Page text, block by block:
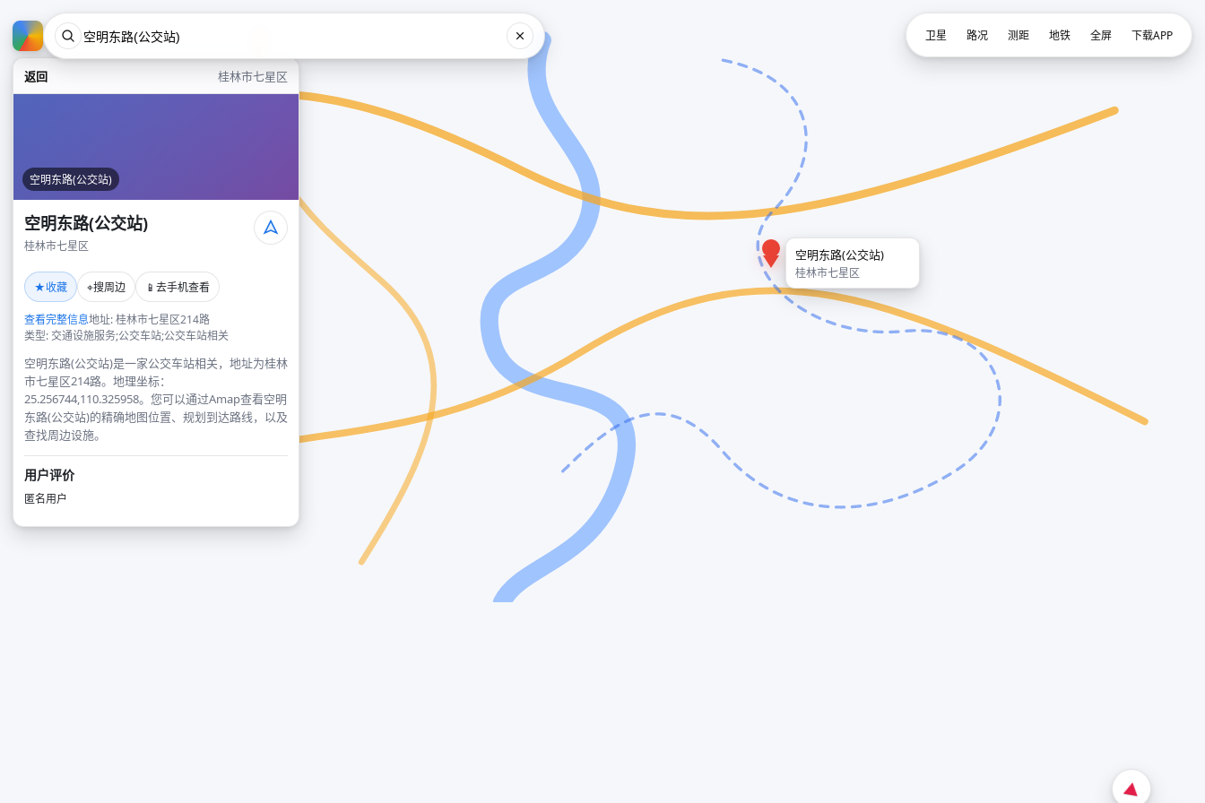
返回 桂林市七星区
空明东路(公交站)
空明东路(公交站)
桂林市七星区
★收藏 ⌖搜周边 📱 去手机查看
查看完整信息地址: 桂林市七星区214路
类型: 交通设施服务;公交车站;公交车站相关
空明东路(公交站)是一家公交车站相关，地址为桂林
市七星区214路。地理坐标：
25.256744,110.325958。您可以通过Amap查看空明
东路(公交站)的精确地图位置、规划到达路线，以及
查找周边设施。
用户评价
匿名用户
空明东路(公交站)
桂林市七星区
卫星 路况 测距 地铁 全屏 下载APP